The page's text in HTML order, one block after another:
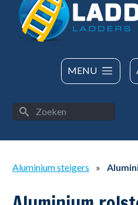
MENU
Aluminium steigers »